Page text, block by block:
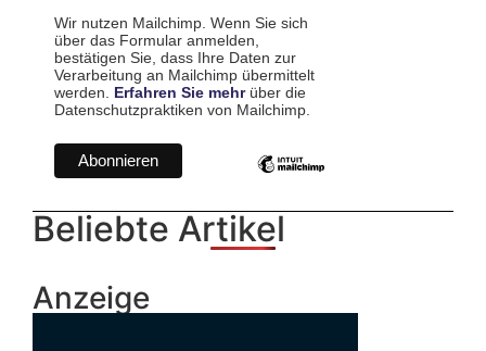
Wir nutzen Mailchimp. Wenn Sie sich
über das Formular anmelden,
bestätigen Sie, dass Ihre Daten zur
Verarbeitung an Mailchimp übermittelt
werden. Erfahren Sie mehrüber die
Datenschutzpraktiken von Mailchimp.
Beliebte Artikel
Anzeige